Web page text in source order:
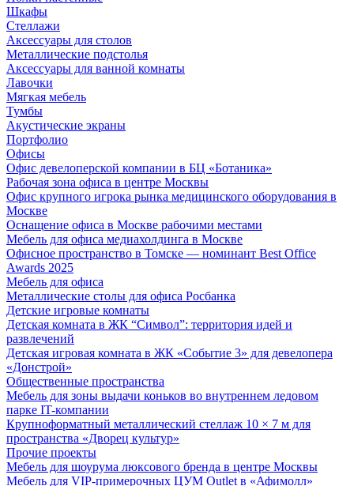
Шкафы
Стеллажи
Аксессуары для столов
Металлические подстолья
Аксессуары для ванной комнаты
Лавочки
Мягкая мебель
Тумбы
Акустические экраны
Портфолио
Офисы
Офис девелоперской компании в БЦ «Ботаника»
Рабочая зона офиса в центре Москвы
Офис крупного игрока рынка медицинского оборудования в
Москве
Оснащение офиса в Москве рабочими местами
Мебель для офиса медиахолдинга в Москве
Офисное пространство в Томске — номинант Best Office
Awards 2025
Мебель для офиса
Металлические столы для офиса Росбанка
Детские игровые комнаты
Детская комната в ЖК “Символ”: территория идей и
развлечений
Детская игровая комната в ЖК «Событие 3» для девелопера
«Донстрой»
Общественные пространства
Мебель для зоны выдачи коньков во внутреннем ледовом
парке IT-компании
Крупноформатный металлический стеллаж 10 × 7 м для
пространства «Дворец культур»
Прочие проекты
Мебель для шоурума люксового бренда в центре Москвы
Мебель для VIP-примерочных ЦУМ Outlet в «Афимолл»